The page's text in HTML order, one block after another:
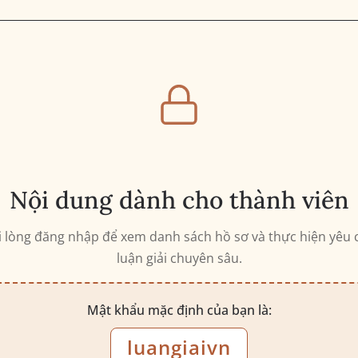
Nội dung dành cho thành viên
lòng đăng nhập để xem danh sách hồ sơ và thực hiện yêu
luận giải chuyên sâu.
Mật khẩu mặc định của bạn là:
luangiaivn